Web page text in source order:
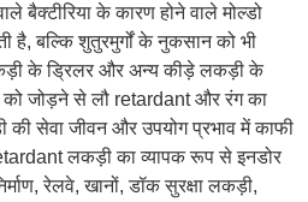
के कारण होने वाले मोल्डो
है, बल्कि शुतुरमुर्गों के नुकसान को भी
के ड्रिलर और अन्य कीड़े लकड़ी के
को जोड़ने से लौ retardant और रंग का
सेवा जीवन और उपयोग प्रभाव में काफी
लकड़ी का व्यापक रूप से इनडोर
रेलवे, खानों, डॉक सुरक्षा लकड़ी,